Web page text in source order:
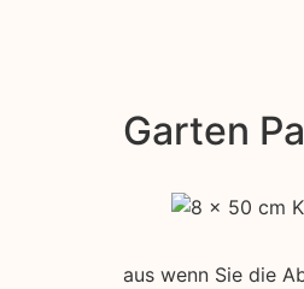
Garten
aus wenn Sie die